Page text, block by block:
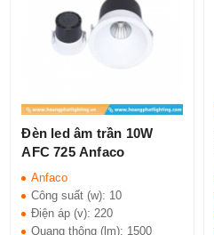
Đèn led âm trần 10W
AFC 725 Anfaco
Anfaco
Công suất (w): 10
Điện áp (v):220
Quang thông (lm): 1500